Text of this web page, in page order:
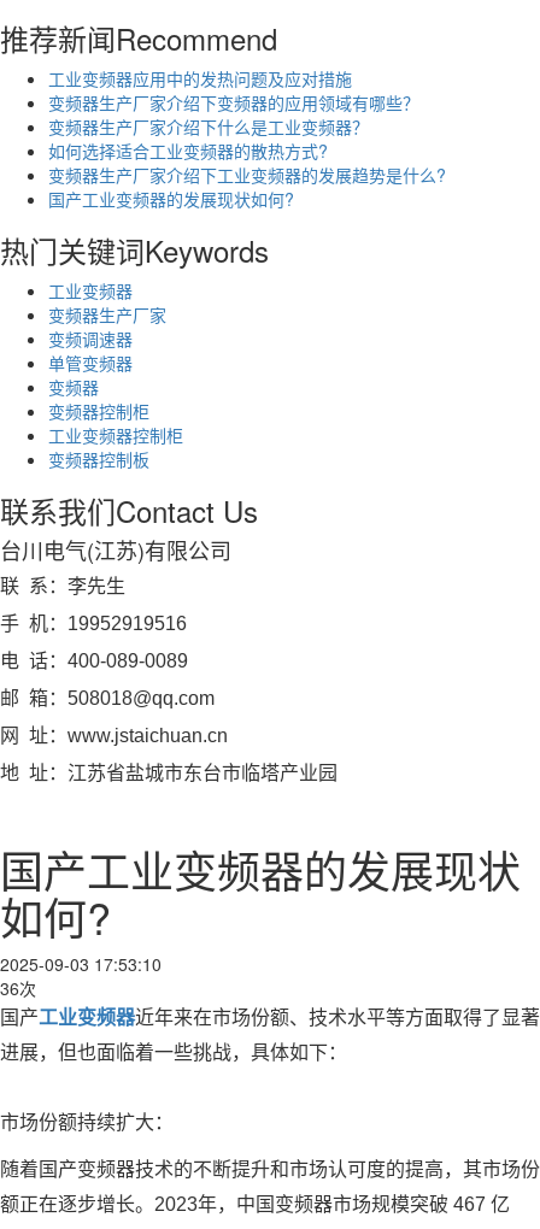
推荐新闻Recommend
工业变频器应用中的发热问题及应对措施
变频器生产厂家介绍下变频器的应用领域有哪些？
变频器生产厂家介绍下什么是工业变频器？
如何选择适合工业变频器的散热方式?
变频器生产厂家介绍下工业变频器的发展趋势是什么?
国产工业变频器的发展现状如何?
热门关键词Keywords
工业变频器
变频器生产厂家
变频调速器
单管变频器
变频器
变频器控制柜
工业变频器控制柜
变频器控制板
联系我们Contact Us
台川电气(江苏)有限公司
联 系：李先生
手 机：19952919516
电 话：400-089-0089
邮 箱：508018@qq.com
网 址：www.jstaichuan.cn
地 址：江苏省盐城市东台市临塔产业园
国产工业变频器的发展现状
如何?
2025-09-03 17:53:10
36次
国产工业变频器近年来在市场份额、技术水平等方面取得了显著
进展，但也面临着一些挑战，具体如下：
市场份额持续扩大：
随着国产变频器技术的不断提升和市场认可度的提高，其市场份
额正在逐步增长。2023年，中国变频器市场规模突破 467 亿